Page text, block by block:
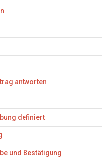
antworten
definiert
und Bestätigung